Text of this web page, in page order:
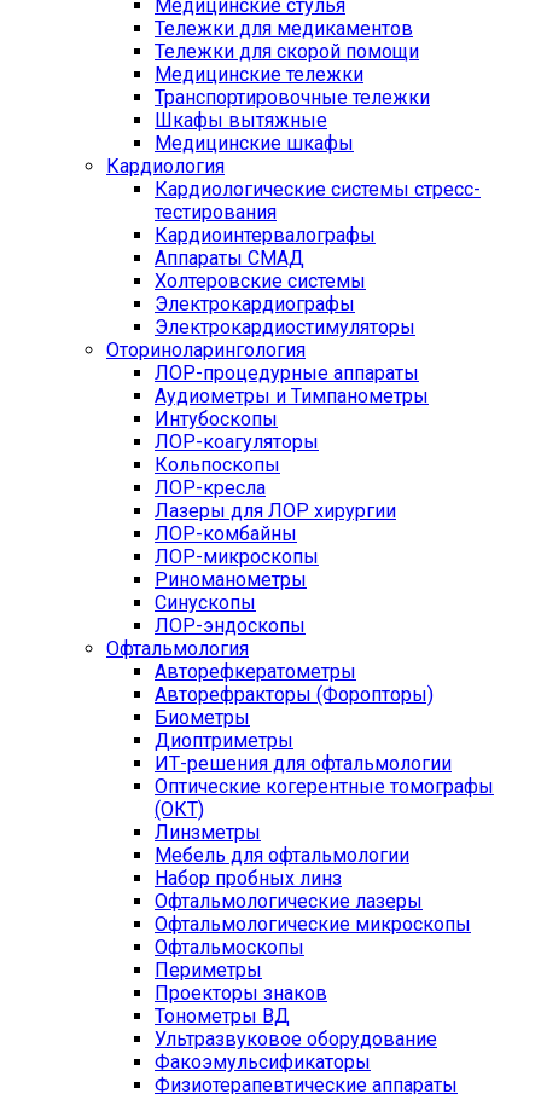
Медицинские стулья
Тележки для медикаментов
Тележки для скорой помощи
Медицинские тележки
Транспортировочные тележки
Шкафы вытяжные
Медицинские шкафы
Кардиология
Кардиологические системы стресс-
тестирования
Кардиоинтервалографы
Аппараты СМАД
Холтеровские системы
Электрокардиографы
Электрокардиостимуляторы
Оториноларингология
ЛОР-процедурные аппараты
Аудиометры и Тимпанометры
Интубоскопы
ЛОР-коагуляторы
Кольпоскопы
ЛОР-кресла
Лазеры для ЛОР хирургии
ЛОР-комбайны
ЛОР-микроскопы
Риноманометры
Синускопы
ЛОР-эндоскопы
Офтальмология
Авторефкератометры
Авторефракторы (Форопторы)
Биометры
Диоптриметры
ИТ-решения для офтальмологии
Оптические когерентные томографы
(ОКТ)
Линзметры
Мебель для офтальмологии
Набор пробных линз
Офтальмологические лазеры
Офтальмологические микроскопы
Офтальмоскопы
Периметры
Проекторы знаков
Тонометры ВД
Ультразвуковое оборудование
Факоэмульсификаторы
Физиотерапевтические аппараты